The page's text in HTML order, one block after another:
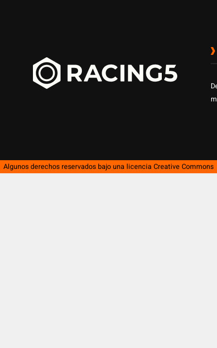
Algunos derechos reservados bajo una licencia Creative Commons